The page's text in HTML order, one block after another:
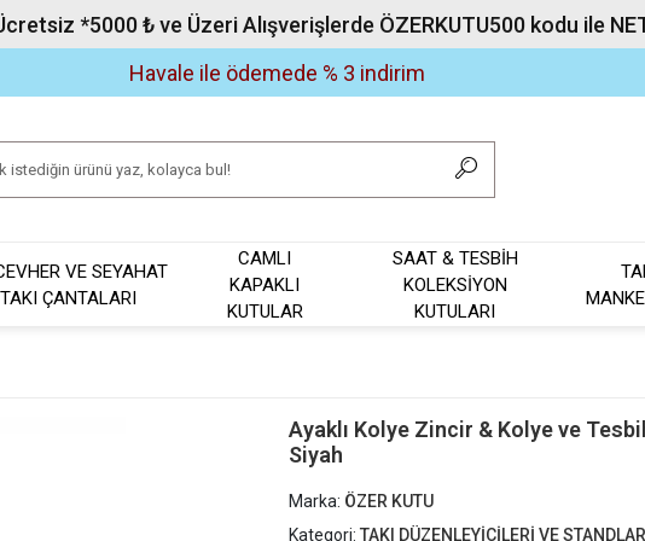
*5000 ₺ ve Üzeri Alışverişlerde ÖZERKUTU500 kodu ile
Havale ile ödemede % 3 indirim
VE SEYAHAT
TAKI ÇANTALARI
CAMLI
KAPAKLI
KUTULAR
SAAT & TESBİH
KOLEKSİYON
KUTULARI
Ayaklı Kolye Zincir & Kolye ve
Siyah
Marka: ÖZER KUTU
Kategori: TAKI DÜZENLEYİCİLERİ VE STANDLARI